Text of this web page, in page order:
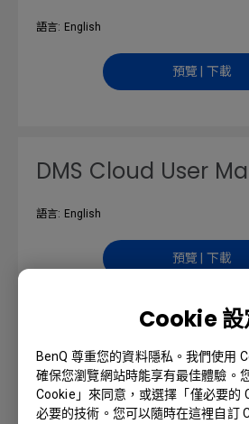
Cookie 設
BenQ 尊重您的資料隱私。我們使用
確保您瀏覽網站時能享有最佳體驗。
Cookie」來同意，或選擇「僅必要的
必要的技術。您可以隨時在這裡自訂
語言: English
預覽 | 下載
DMS Cloud User
語言: English
預覽 | 下載
DMS Local User
語言: English